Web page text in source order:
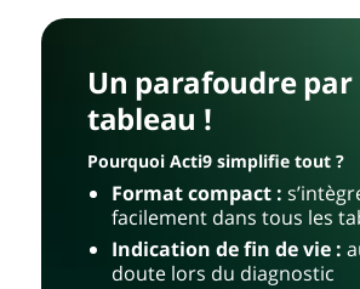
Un parafoudre par
tableau !
Pourquoi Acti9 simplifie tout ?
Format compact :
facilement dans tous les
Indication de fin de vie :
doute lors du diagnostic